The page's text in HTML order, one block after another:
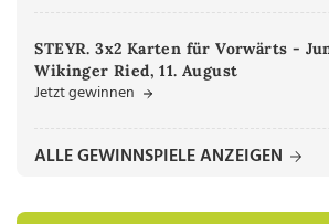
STEYR. 3x2 Karten für Vorwärts -
Wikinger Ried, 11. August
Jetzt gewinnen
ALLE GEWINNSPIELE ANZEIGEN